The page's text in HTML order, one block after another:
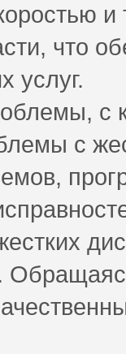
и
что
услуг.
с
с